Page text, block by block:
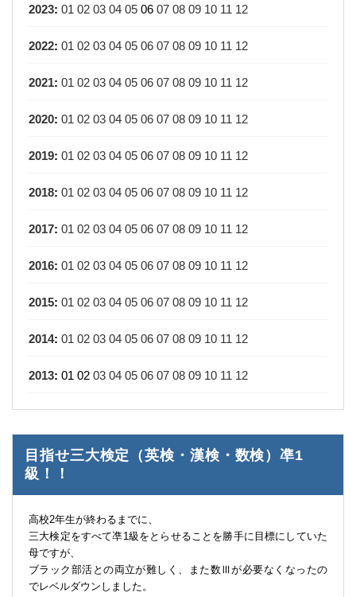
2023: 01 02 03 04 05 06 07 08 09 10 11 12
2022: 01 02 03 04 05 06 07 08 09 10 11 12
2021: 01 02 03 04 05 06 07 08 09 10 11 12
2020: 01 02 03 04 05 06 07 08 09 10 11 12
2019: 01 02 03 04 05 06 07 08 09 10 11 12
2018: 01 02 03 04 05 06 07 08 09 10 11 12
2017: 01 02 03 04 05 06 07 08 09 10 11 12
2016: 01 02 03 04 05 06 07 08 09 10 11 12
2015: 01 02 03 04 05 06 07 08 09 10 11 12
2014: 01 02 03 04 05 06 07 08 09 10 11 12
2013: 01 02 03 04 05 06 07 08 09 10 11 12
目指せ三大検定（英検・漢検・数検）凖1
級！！
高校2年生が終わるまでに、
三大検定をすべて凖1級をとらせることを勝手に目標にしていた
母ですが、
ブラック部活との両立が難しく、また数Ⅲが必要なくなったの
でレベルダウンしました。